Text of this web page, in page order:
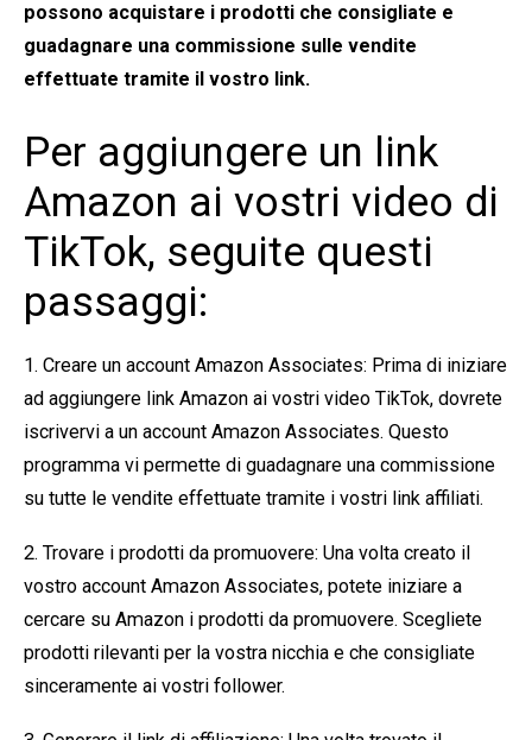
possono acquistare i prodotti che consigliate e
guadagnare una commissione sulle vendite
effettuate tramite il vostro link.
Per aggiungere un link
Amazon ai vostri video di
TikTok, seguite questi
passaggi:
1. Creare un account Amazon Associates: Prima di iniziare
ad aggiungere link Amazon ai vostri video TikTok, dovrete
iscrivervi a un account Amazon Associates. Questo
programma vi permette di guadagnare una commissione
su tutte le vendite effettuate tramite i vostri link affiliati.
2. Trovare i prodotti da promuovere: Una volta creato il
vostro account Amazon Associates, potete iniziare a
cercare su Amazon i prodotti da promuovere. Scegliete
prodotti rilevanti per la vostra nicchia e che consigliate
sinceramente ai vostri follower.